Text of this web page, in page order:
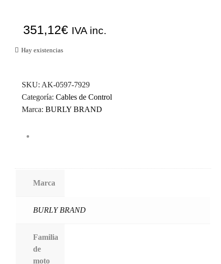
351,12€ IVA inc.
Hay existencias
SKU: AK-0597-7929
Categoría: Cables de Control
Marca: BURLY BRAND
Marca
BURLY BRAND
Familia
de
moto